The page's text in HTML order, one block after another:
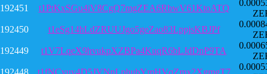
192451
t1PtKxSGu4iV8CgQ7mgZEA6RbwV61KtoATQ
192450
t1eSg14hLdZRUUJgo5geZao83LppjsKBJPf
192449
t1V7LqeX9hvukpXZBPa4KuqR6bLJdDnP9TA
192448
t1fNCyuy4D5JVNnLphubYmHVqZmx2XgmgT7